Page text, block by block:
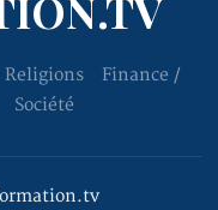
Religions
Finance /
Société